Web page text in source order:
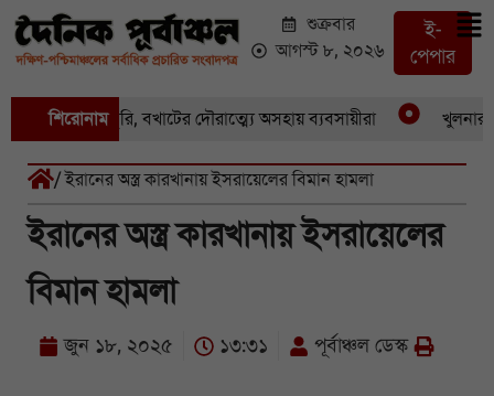
শুক্রবার
আগস্ট ৮, ২০২৬
ই-
পেপার
শিরোনাম
পর একচুরি, বখাটের দৌরাত্ম্যে অসহায় ব্যবসায়ীরা খুলনার
/ ইরানের অস্ত্র কারখানায় ইসরায়েলের বিমান হামলা
ইরানের অস্ত্র কারখানায় ইসরায়েলের
বিমান হামলা
জুন ১৮, ২০২৫ ১৩:৩১ পূর্বাঞ্চল ডেস্ক